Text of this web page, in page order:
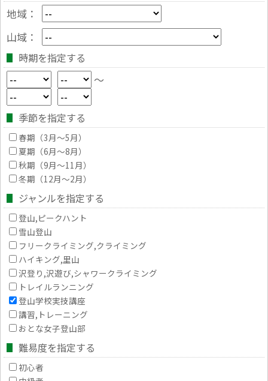
地域：
山域：
時期を指定する
～
季節を指定する
春期（3月～5月）
夏期（6月～8月）
秋期（9月～11月）
冬期（12月～2月）
ジャンルを指定する
登山,ピークハント
雪山登山
フリークライミング,クライミング
ハイキング,里山
沢登り,沢遊び,シャワークライミング
トレイルランニング
登山学校実技講座
講習,トレーニング
おとな女子登山部
難易度を指定する
初心者